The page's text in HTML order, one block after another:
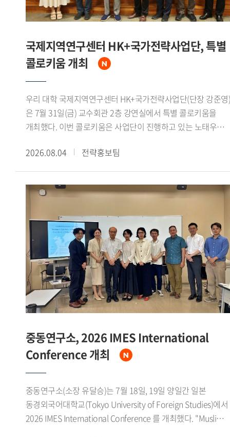
인도 측에서 아퀴노 비말 차관보를 비롯해 인도지구과학부
선임연구관 아파르나 슈클라(Aparna Shukla) 박사, 나만
가하나 나브야 제임스(Gahana Navya James) 인도 외교부
유엔 경제 사회 및 지속가능개발국 사무관이 참석했다.우리
"극지연구센터는 인도 정부의 극지 연구 확대와 장려 필요성에
관한 의견을 존중하며, 양국 대학 및 연구기관 간 네트워크
구축과 공동연구 활성화를 위한 협력 거점 역할을 수행할 수
있도록 최선을 다하겠다"고 밝혔다.
국제지역연구센터 HK+국가전략사업단, 특별
콜로키움 개최
우리 대학 국제지역연구센터 HK+국가전략사업단(단장 강준
은 7월 31일(금) 교수회관 2층 강연실에서 특별 콜로키움을
개최했다. 이번 콜로키움은 사업단이 진행하고 있는 노태우
특명전권대사를 역임했던 신정승 동서대학교
동아시아연구원장이 연사로 초청되어 노태우 대통령의
북방정책과 1992년 한중수교 과정의 역사적 의미를
재조명했다.신 원장은 먼저 1970년대 이후 중국과 서방세계의
1979년 미중 수교에 이어 1980년대 말에는 소련 동구권의
붕괴로 냉전체제가 급속히 와해되었다고 설명했다. 그는 이
시기 자유주의 확산과 세계화가 맞물리면서 중국이 서방의
'화평연변(和平演變)'을 경계하는 한편, 1989년 천안문 사태로
인한 국제사회의 대중 제재 국면 속에서도 한중 양국은
실질적인 관계 개선을 모색해 왔다고 밝혔다.이어 중국이
1978년 11기 3중전회를 계기로 계급투쟁 노선에서 경제건설
개선의 필요성을 인식하기 시작했으며, 한국 역시 홍콩을 통한
간접무역과 1983년 중국 민항기 불시착 사건, 1985년 어뢰정
반환 교섭 등에서 보인 우호적 태도로 중국 지도부의 신뢰를
얻었다고 소개했다. 특히 1988년 노태우 대통령의 7 7 선언을
북방외교의 실질적 출발점으로 규정하고, 서울올림픽과 베이징
아시안게임을 계기로 한 스포츠 교류가 양국간 신뢰 축적에
기여했다고 강조했다. 이후 1990년 한소수교와 1991년 남북한
2026.08.04 전략홍보팀
중동연구소, 2026 IMES International
Conference 개최
중동연구소(소장 유달승)는 7월 18일, 19일 양일간 일본
동경외국어대학교(Tokyo University of Foreign Studies)에서
2026 IMES International Conference 를 개최했다. "Muslims